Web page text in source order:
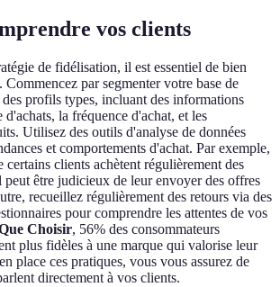
vos clients
de fidélisation, il est essentiel de bien
par segmenter votre base de
profils types, incluant des informations
la fréquence d'achat, et les
Utilisez des outils d'analyse de données
et comportements d'achat. Par exemple,
certains clients achètent régulièrement des
être judicieux de leur envoyer des offres
recueillez régulièrement des retours via des
pour comprendre les attentes de vos
Choisir, 56% des consommateurs
plus fidèles à une marque qui valorise leur
place ces pratiques, vous vous assurez de
directement à vos clients.